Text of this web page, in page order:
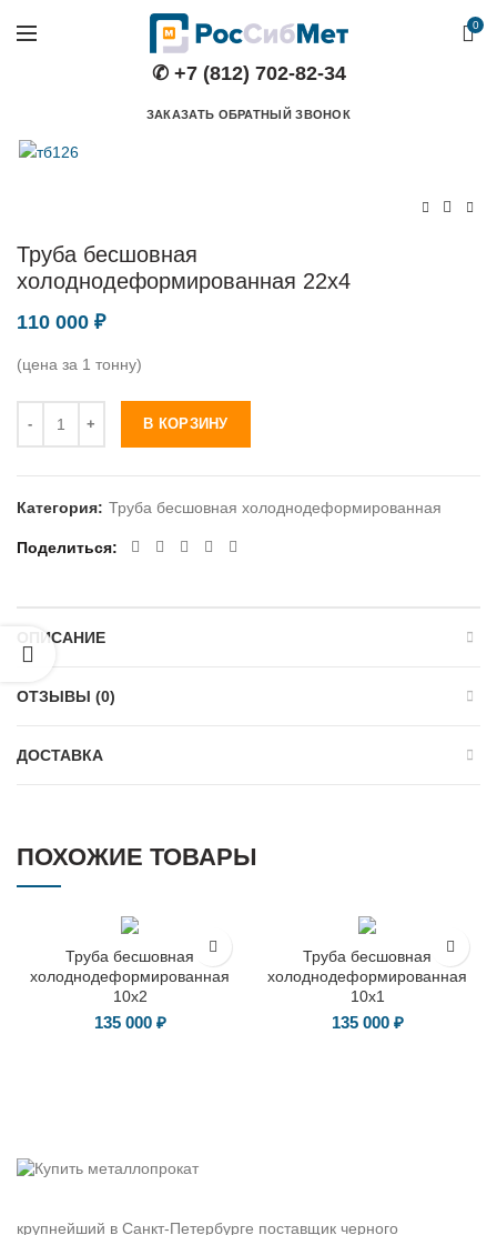
0
✆ +7 (812) 702-82-34
ЗАКАЗАТЬ ОБРАТНЫЙ ЗВОНОК
Труба бесшовная
холоднодеформированная 22х4
110 000 ₽
(цена за 1 тонну)
В КОРЗИНУ
Категория: Труба бесшовная холоднодеформированная
Поделиться
ОПИСАНИЕ
ОТЗЫВЫ (0)
ДОСТАВКА
ПОХОЖИЕ ТОВАРЫ
Труба бесшовная
холоднодеформированная
10х2
135 000 ₽
Труба бесшовная
холоднодеформированная
10х1
135 000 ₽
крупнейший в Санкт-Петербурге поставщик черного